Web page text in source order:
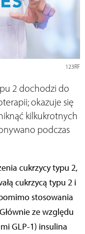
123RF
2 dochodzi do
okazuje się
kilkukrotnych
podczas
cukrzycy typu 2,
cukrzycą typu 2 i
stosowania
ze względu
GLP-1) insulina